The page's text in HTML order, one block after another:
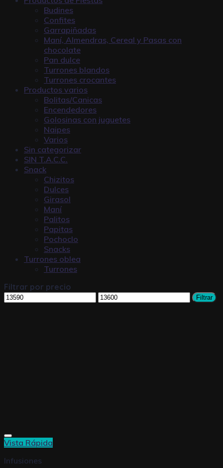
Budines
Confites
Garrapiñadas
Maní, Almendras, Cereal y Pasas con
chocolate
Pan dulce
Turrones blandos
Turrones crocantes
Productos varios
Bolitas/Canicas
Encendedores
Golosinas con juguetes
Naipes
Varios
Sin categorizar
SIN T.A.C.C.
Snack
Chizitos
Dulces
Girasol
Maní
Palitos
Papitas
Pochoclo
Snacks
Turrones oblea
Turrones
Filtrar por precio
Filtrar
Vista Rápida
Infusiones